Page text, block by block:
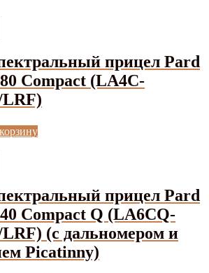
прицел Pard
Compact (LA4C-
LRF)
прицел Pard
Compact Q (LA6CQ-
LRF) (с дальномером и
Picatinny)